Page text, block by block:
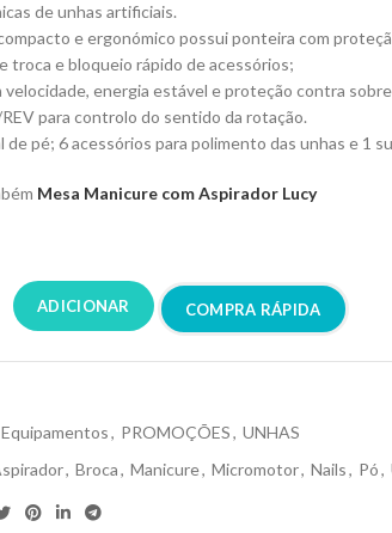
de unhas artificiais.
e ergonómico possui ponteira com
troca e bloqueio rápido de acessórios;
velocidade, energia estável e proteção contra
para controlo do sentido da rotação.
de pé; 6 acessórios para polimento das unhas e 1
Mesa Manicure com Aspirador Lucy
ADICIONAR COMPRA RÁPIDA
Equipamentos, PROMOÇÕES, UNHAS
, Broca, Manicure, Micromotor, Nails, Pó,